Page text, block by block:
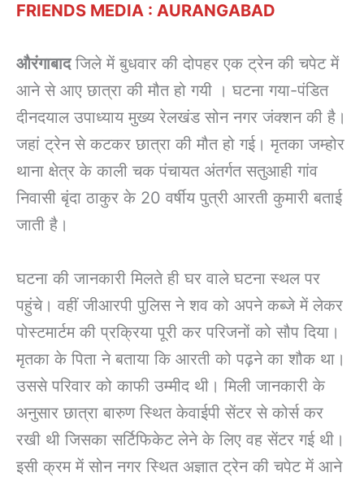
FRIENDS MEDIA : AURANGABAD
औरंगाबादजिले में बुधवार की दोपहर एक ट्रेन की चपेट में
आने से आए छात्रा की मौत हो गयी । घटना गया-पंडित
दीनदयाल उपाध्याय मुख्य रेलखंड सोन नगर जंक्शन की है।
जहां ट्रेन से कटकर छात्रा की मौत हो गई। मृतका जम्होर
थाना क्षेत्र के काली चक पंचायत अंतर्गत सतुआही गांव
निवासी बृंदा ठाकुर के 20 वर्षीय पुत्री आरती कुमारी बताई
जाती है।
घटना की जानकारी मिलते ही घर वाले घटना स्थल पर
पहुंचे। वहीं जीआरपी पुलिस ने शव को अपने कब्जे में लेकर
पोस्टमार्टम की प्रक्रिया पूरी कर परिजनों को सौप दिया।
मृतका के पिता ने बताया कि आरती को पढ़ने का शौक था।
उससे परिवार को काफी उम्मीद थी। मिली जानकारी के
अनुसार छात्रा बारुण स्थित केवाईपी सेंटर से कोर्स कर
रखी थी जिसका सर्टिफिकेट लेने के लिए वह सेंटर गई थी।
इसी क्रम में सोन नगर स्थित अज्ञात ट्रेन की चपेट में आने